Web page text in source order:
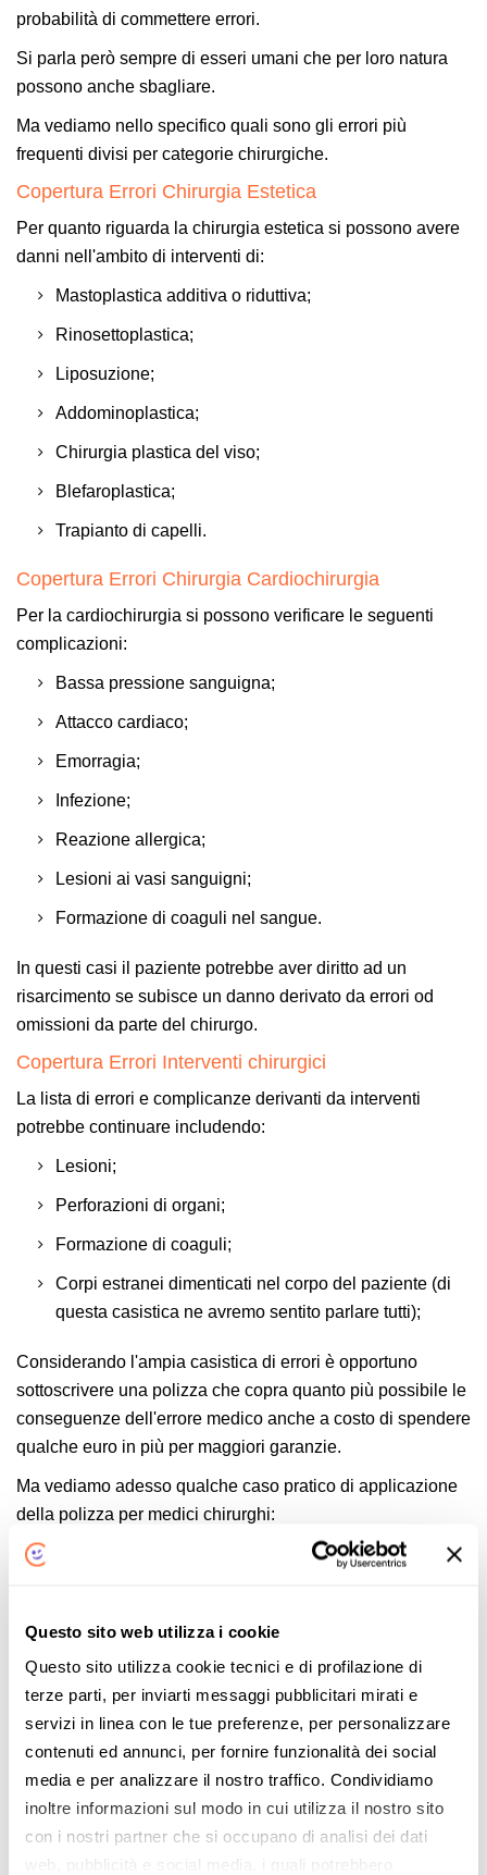
Questo sito web utilizza i cookie
Questo sito utilizza cookie tecnici e di profilazione di
terze parti, per inviarti messaggi pubblicitari mirati e
servizi in linea con le tue preferenze, per personalizzare
contenuti ed annunci, per fornire funzionalità dei social
media e per analizzare il nostro traffico. Condividiamo
inoltre informazioni sul modo in cui utilizza il nostro sito
con i nostri partner che si occupano di analisi dei dati
web, pubblicità e social media, i quali potrebbero
probabilità di commettere errori.
Si parla però sempre di esseri umani che per loro natura
possono anche sbagliare.
Ma vediamo nello specifico quali sono gli errori più
frequenti divisi per categorie chirurgiche.
Copertura Errori Chirurgia Estetica
Per quanto riguarda la chirurgia estetica si possono avere
danni nell'ambito di interventi di:
Mastoplastica additiva o riduttiva;
Rinosettoplastica;
Liposuzione;
Addominoplastica;
Chirurgia plastica del viso;
Blefaroplastica;
Trapianto di capelli.
Copertura Errori Chirurgia Cardiochirurgia
Per la cardiochirurgia si possono verificare le seguenti
complicazioni:
Bassa pressione sanguigna;
Attacco cardiaco;
Emorragia;
Infezione;
Reazione allergica;
Lesioni ai vasi sanguigni;
Formazione di coaguli nel sangue.
In questi casi il paziente potrebbe aver diritto ad un
risarcimento se subisce un danno derivato da errori od
omissioni da parte del chirurgo.
Copertura Errori Interventi chirurgici
La lista di errori e complicanze derivanti da interventi
potrebbe continuare includendo:
Lesioni;
Perforazioni di organi;
Formazione di coaguli;
Corpi estranei dimenticati nel corpo del paziente (di
questa casistica ne avremo sentito parlare tutti);
Considerando l'ampia casistica di errori è opportuno
sottoscrivere una polizza che copra quanto più possibile le
conseguenze dell'errore medico anche a costo di spendere
qualche euro in più per maggiori garanzie.
Ma vediamo adesso qualche caso pratico di applicazione
della polizza per medici chirurghi:
danni derivanti da mancato intervento per cure
controversie concernenti danni subiti dal chirurgo
assicurato a seguito di fatti illeciti di altri soggetti.
Claims made, loss occurence e retroattività
Questi regimi richiedono particolare attenzione in quanto
possono fare la differenza per la salvaguardia del
patrimonio personale del medico chirurgo.